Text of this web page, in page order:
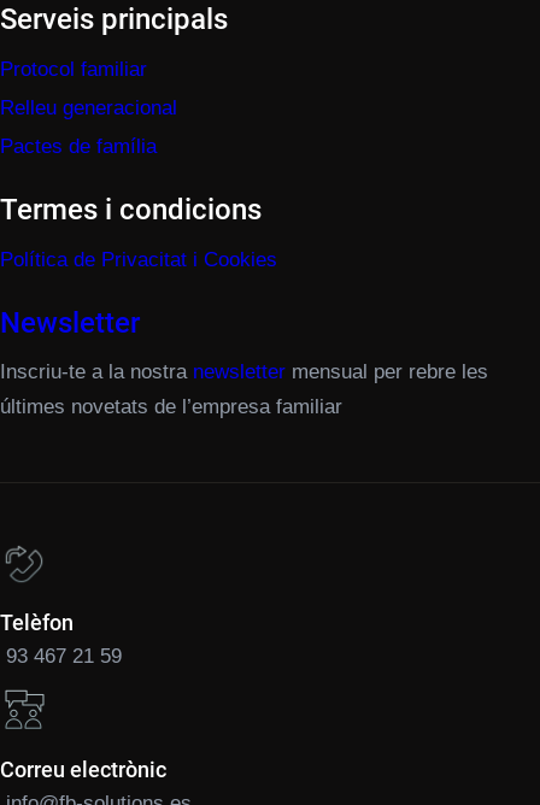
Serveis principals
Protocol familiar
Relleu generacional
Pactes de família
Termes i condicions
Política de Privacitat i Cookies
Newsletter
Inscriu-te a la nostra newsletter mensual per rebre les
últimes novetats de l’empresa familiar
Telèfon
93 467 21 59
Correu electrònic